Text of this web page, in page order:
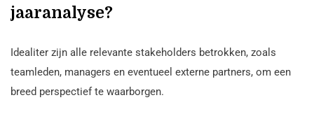
jaaranalyse?
Idealiter zijn alle relevante stakeholders betrokken, zoals
teamleden, managers en eventueel externe partners, om een
breed perspectief te waarborgen.